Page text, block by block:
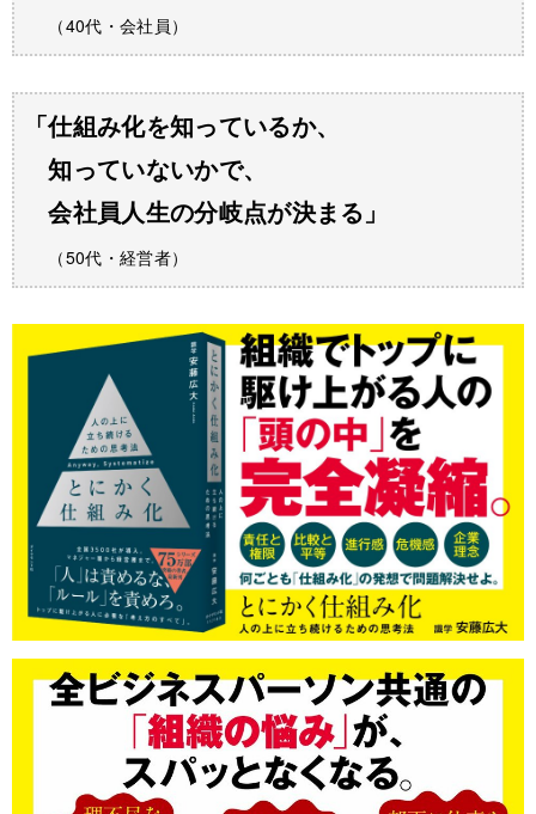
（40代・会社員）
「仕組み化を知っているか、
知っていないかで、
会社員人生の分岐点が決まる」
（50代・経営者）